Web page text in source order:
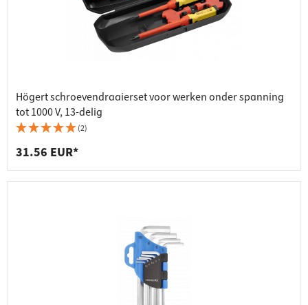
Högert schroevendraaierset voor werken onder spanning
tot 1000 V, 13-delig
(2)
31.56 EUR*